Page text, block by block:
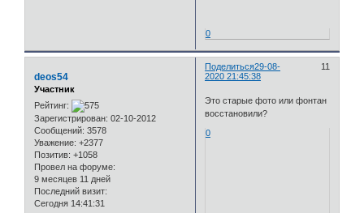
0
Поделиться 11
29-08-
2020 21:45:38
deos54
Участник
Рейтинг:
Зарегистрирован: 02-10-2012
Сообщений: 3578
Уважение: +2377
Позитив: +1058
Провел на форуме:
9 месяцев 11 дней
Последний визит:
Сегодня 14:41:31
Это старые фото или фонтан
восстановили?
0